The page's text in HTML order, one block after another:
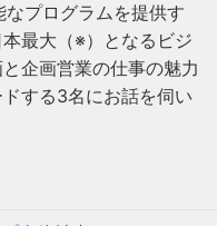
プログラムを提供す
最大（※）となるビジ
企画営業の仕事の魅力
する3名にお話を伺い